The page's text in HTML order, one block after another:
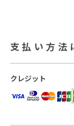
支払い方法
クレジット